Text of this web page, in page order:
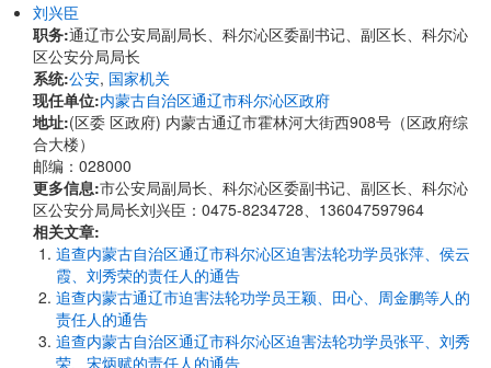
刘兴臣
职务:通辽市公安局副局长、科尔沁区委副书记、副区长、科尔沁
区公安分局局长
系统:公安, 国家机关
现任单位:内蒙古自治区通辽市科尔沁区政府
地址:(区委 区政府) 内蒙古通辽市霍林河大街西908号（区政府综
合大楼）
邮编：028000
更多信息:市公安局副局长、科尔沁区委副书记、副区长、科尔沁
区公安分局局长刘兴臣：0475-8234728、136047597964
相关文章:
追查内蒙古自治区通辽市科尔沁区迫害法轮功学员张萍、侯云
霞、刘秀荣的责任人的通告
追查内蒙古通辽市迫害法轮功学员王颖、田心、周金鹏等人的
责任人的通告
追查内蒙古自治区通辽市科尔沁区迫害法轮功学员张平、刘秀
荣、宋炳赋的责任人的通告